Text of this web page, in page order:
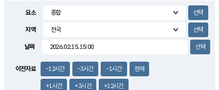
요소
지역
날짜
이전자료 -12시간 -3시간 -1시간 현재
+1시간 +3시간 +12시간